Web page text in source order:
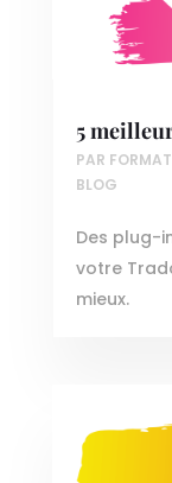
5
PAR
BLOG
Des plug-
votre
mieux.